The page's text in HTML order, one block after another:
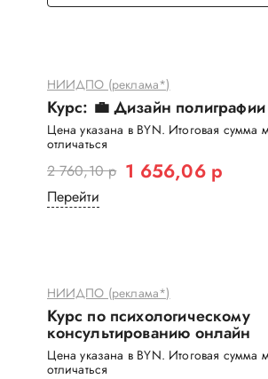
НИИДПО (реклама*)
Курс: 💼 Дизайн полиграфии
Цена указана в BYN. Итоговая сумма
отличаться
2 760,10 р 1 656,06 р
Перейти
НИИДПО (реклама*)
Курс по психологическому
консультированию онлайн
Цена указана в BYN. Итоговая сумма
отличаться